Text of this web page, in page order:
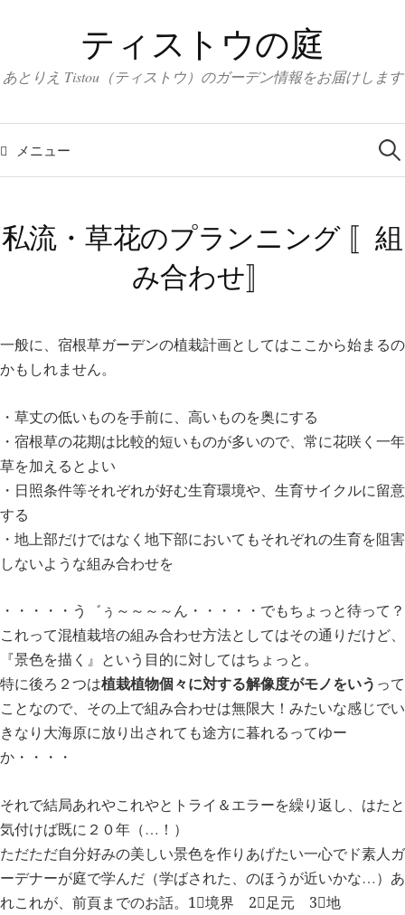
ン
ス
キ
プ
ティストウの庭
あとりえ Tistou（ティストウ）のガーデン情報をお届けします
メニュー
検
索:
私流・草花のプランニング 〚組
み合わせ〛
一般に、宿根草ガーデンの植栽計画としてはここから始まるの
かもしれません。
・草丈の低いものを手前に、高いものを奥にする
・宿根草の花期は比較的短いものが多いので、常に花咲く一年
草を加えるとよい
・日照条件等それぞれが好む生育環境や、生育サイクルに留意
する
・地上部だけではなく地下部においてもそれぞれの生育を阻害
しないような組み合わせを
・・・・・う゛ぅ～～～～ん・・・・・でもちょっと待って？
これって混植栽培の組み合わせ方法としてはその通りだけど、
『景色を描く』という目的に対してはちょっと。
特に後ろ２つは植栽植物個々に対する解像度がモノをいう って
ことなので、その上で組み合わせは無限大！みたいな感じでい
きなり大海原に放り出されても途方に暮れるってゆー
か・・・・
それで結局あれやこれやとトライ＆エラーを繰り返し、はたと
気付けば既に２０年（…！）
ただただ自分好みの美しい景色を作りあげたい一心でド素人ガ
ーデナーが庭で学んだ（学ばされた、のほうが近いかな…）あ
れこれが、前頁までのお話。1⃣境界 2⃣足元 3⃣地